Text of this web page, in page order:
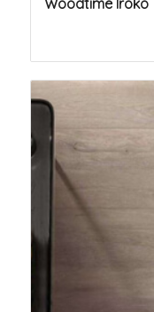
Woodtime Iroko